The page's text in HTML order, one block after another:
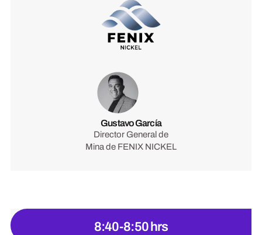
Gustavo García
Director General de
Mina de FENIX NICKEL
8:40-8:50 hrs